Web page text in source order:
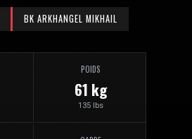
BK ARKHANGEL MIKHAIL
POIDS
61 kg
135 lbs